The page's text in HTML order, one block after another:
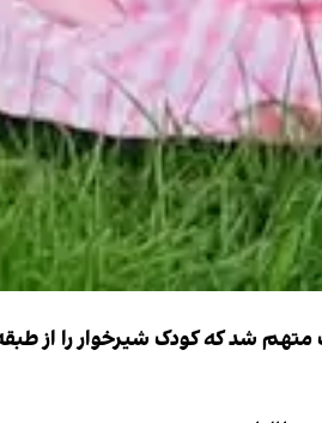
متهم شد که کودک شیرخوار را از